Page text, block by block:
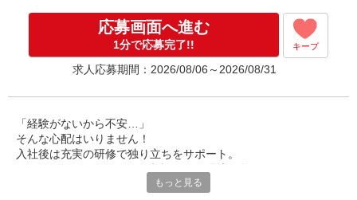
応募画面へ進む
1分で応募完了!! キープ
求人応募期間：2026/08/06～2026/08/31
「経験がないから不安…」
そんな心配はいりません！
入社後は充実の研修で独り立ちをサポート。
もっと見る